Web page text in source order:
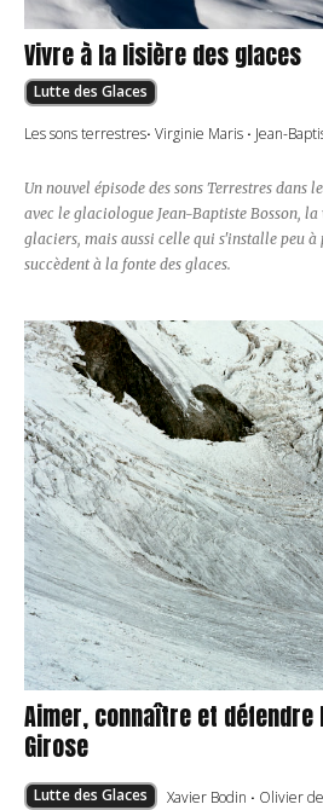
Vivre à la lisière des glaces
Lutte des Glaces
Les sons terrestres·Virginie Maris · Jean-
Un nouvel épisode des sons Terrestres dans
avec le glaciologue Jean-Baptiste Bosson,
glaciers, mais aussi celle qui s'installe peu à
succèdent à la fonte des glaces.
Aimer, connaître et
Girose
Lutte des Glaces Xavier Bodin · Olivier